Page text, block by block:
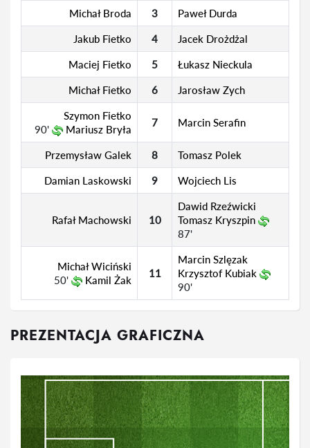
Michał Broda 3 Paweł Durda
Jakub Fietko 4 Jacek Drożdżal
Maciej Fietko 5 Łukasz Nieckula
Michał Fietko 6 Jarosław Zych
Szymon Fietko
90'
Mariusz Bryła
7 Marcin Serafin
Przemysław Galek 8 Tomasz Polek
Damian Laskowski 9 Wojciech Lis
Rafał Machowski 10
Dawid Rzeźwicki
Tomasz Kryszpin
87'
Michał Wiciński
50'
Kamil Żak
11
Marcin Szlęzak
Krzysztof Kubiak
90'
PREZENTACJA GRAFICZNA